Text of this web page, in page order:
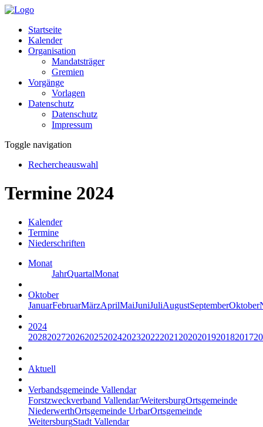
Startseite
Kalender
Organisation
Mandatsträger
Gremien
Vorgänge
Vorlagen
Datenschutz
Datenschutz
Impressum
Toggle navigation
Rechercheauswahl
Termine 2024
Kalender
Termine
Niederschriften
Monat
JahrQuartalMonat
Oktober
JanuarFebruarMärzAprilMaiJuniJuliAugustSeptemberOktober
2024
20282027202620252024202320222021 2020201920182017
Aktuell
Verbandsgemeinde Vallendar
Forstzweckverband Vallendar/WeitersburgOrtsgemeinde
NiederwerthOrtsgemeinde UrbarOrtsgemeinde
WeitersburgStadt Vallendar